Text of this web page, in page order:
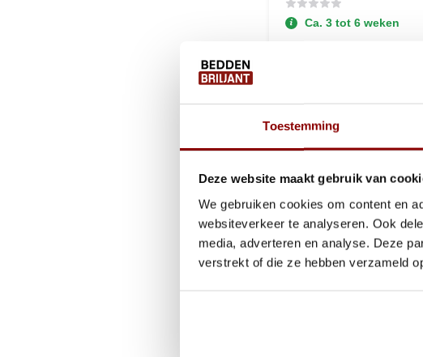
Toestemming
Deze website maakt gebruik van
We gebruiken cookies om content en
websiteverkeer te analyseren. Ook
media, adverteren en analyse. Deze
verstrekt of die ze hebben verzameld
Ca. 3 tot 6 weken